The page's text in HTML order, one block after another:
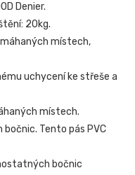
Denier.
20kg.
místech,
uchycení ke střeše a
místech.
bočnic. Tento pás PVC
bočnic